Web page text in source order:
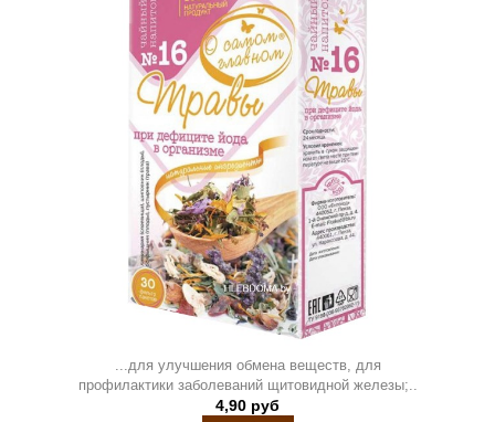
...для улучшения обмена веществ, для
профилактики заболеваний щитовидной железы;..
4,90 руб